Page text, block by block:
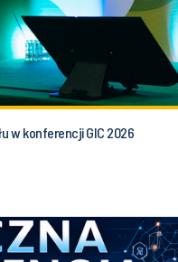
w konferencji GIC 2026